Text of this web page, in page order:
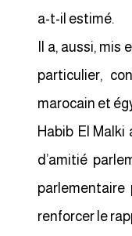
a-t-il estimé.
Il a, aussi,
particulier,
marocain et
Habib El Malki
d’amitié
renforcer le